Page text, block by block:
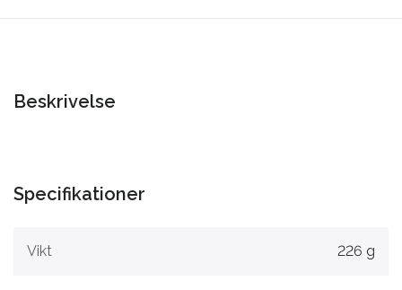
Beskrivelse
Specifikationer
Vikt 226 g